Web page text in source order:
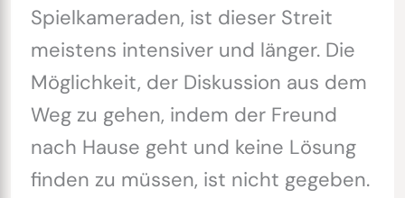
Spielkameraden, ist dieser Streit
meistens intensiver und länger. Die
Möglichkeit, der Diskussion aus dem
Weg zu gehen, indem der Freund
nach Hause geht und keine Lösung
finden zu müssen, ist nicht gegeben.